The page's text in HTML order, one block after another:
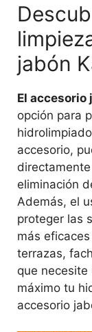
jabón
El accesorio
opción para
accesorio,
eliminación
Además, el
proteger las
más
terrazas,
que necesite
máximo tu
accesorio